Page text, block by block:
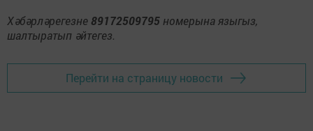
Хәбәрләрегезне 89172509795 номерына языгыз,
шалтыратып әйтегез.
Перейти на страницу новости